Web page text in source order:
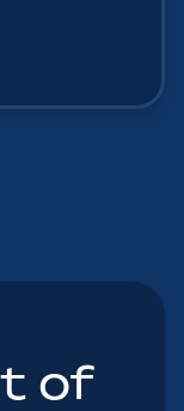
of